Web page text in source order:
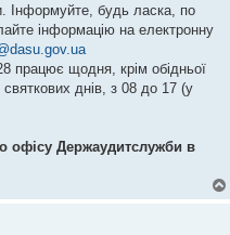
Інформуйте, будь ласка, по
інформацію на електронну
працює щодня, крім обідньої
днів, з 08 до 17 (у
офісу Держаудитслужби в